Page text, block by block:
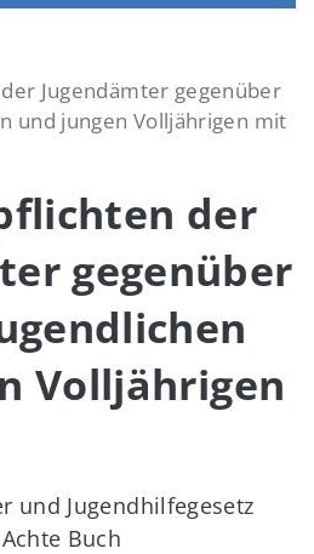
Jugendämter gegenüber
und jungen Volljährigen mit
der
gegenüber
Volljährigen
und Jugendhilfegesetz
Buch